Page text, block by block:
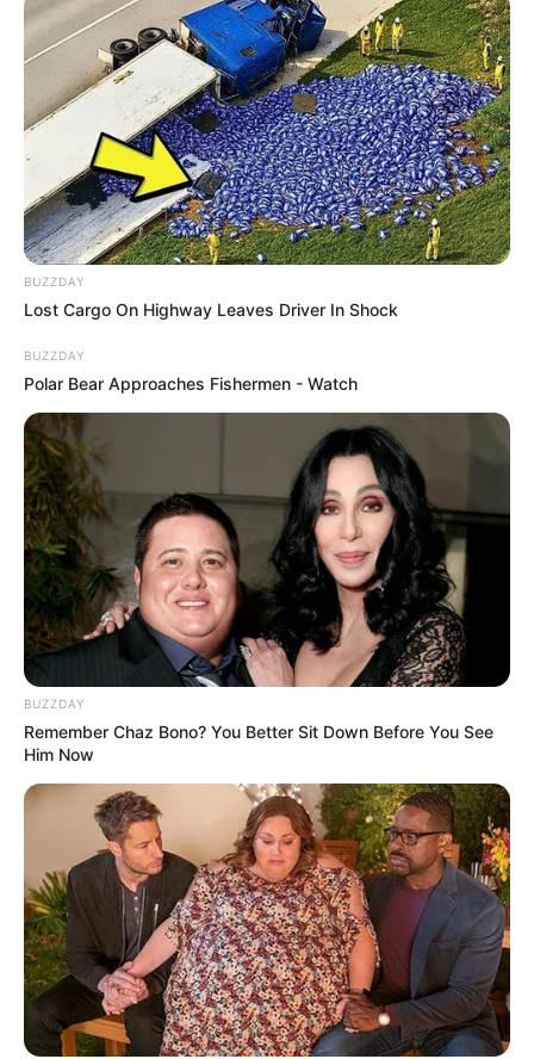
(foto: instagram/mayakerthyasa)
6. Saat kecil ia tinggal di Sydney dengan sang ibu,
Jero Asri Kerthyasa yang lahir di Australia
(foto: instagram/mayakerthyasa)
7. Kebersamaanya dengan Happy Salma sempat
menjadi sorotan
BUZZDAY
Lost Cargo On Highway Leaves Driver In Shock
BUZZDAY
Polar Bear Approaches Fishermen - Watch
BUZZDAY
Remember Chaz Bono? You Better Sit Down Before You See
Him Now